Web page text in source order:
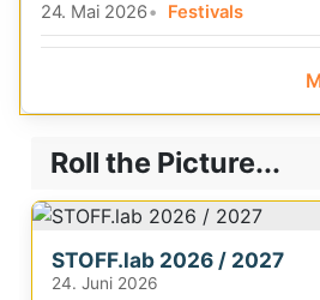
24. Mai 2026 Festivals
Roll the Picture...
STOFF.lab 2026 / 2027
24. Juni 2026